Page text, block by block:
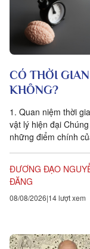
CÓ THỜI
KHÔNG?
1. Quan niệm thời
vật lý hiện đại
những điểm chính
Triết học Craig...
ĐƯƠNG ĐẠO
ĐĂNG
08/08/2026 14 lượt xem